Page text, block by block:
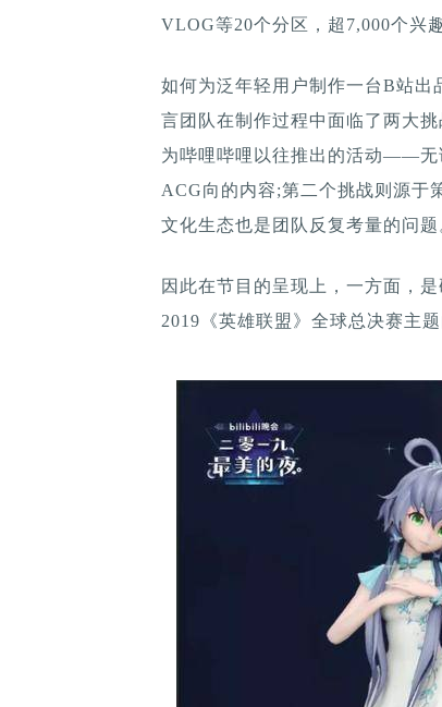
VLOG等20个分区，超7,000个兴
如何为泛年轻用户制作一台B站出
言团队在制作过程中面临了两大
为哔哩哔哩以往推出的活动——无
ACG向的内容;第二个挑战则源于
文化生态也是团队反复考量的问题
因此在节目的呈现上，一方面，
2019《英雄联盟》全球总决赛主